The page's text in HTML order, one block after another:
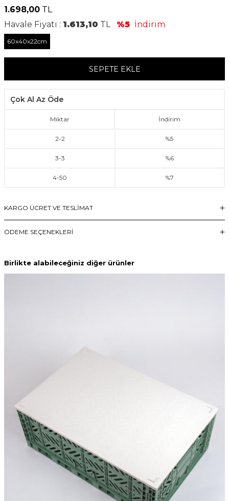
1.698,00 TL
Havale Fiyatı : 1.613,10 TL %5 İndirim
60x40x22cm
SEPETE EKLE
Çok Al Az Öde
Miktar İndirim
2-2 %5
3-3 %6
4-50 %7
KARGO ÜCRET VE TESLİMAT
ÖDEME SEÇENEKLERI
Birlikte alabileceğiniz diğer ürünler